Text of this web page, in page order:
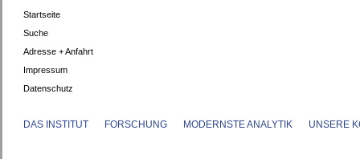
Startseite
Suche
Adresse + Anfahrt
Impressum
Datenschutz
DAS INSTITUT FORSCHUNG MODERNSTE ANALYTIK UNSERE